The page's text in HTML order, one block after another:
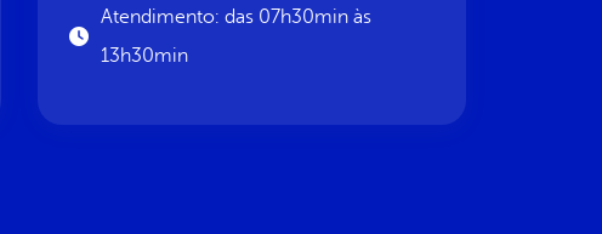
Atendimento: das 07h30min às
13h30min